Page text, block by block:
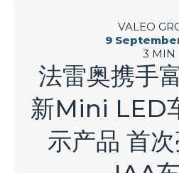
VALEO
9
3 MIN
法雷奥携手
新Mini LED
示产品 首